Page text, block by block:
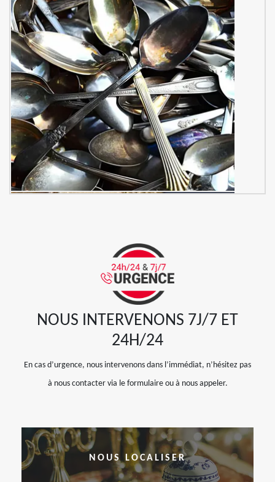
NOUS INTERVENONS 7J/7 ET
24H/24
En cas d’urgence, nous intervenons dans l’immédiat, n’hésitez pas
à nous contacter via le formulaire ou à nous appeler.
NOUS LOCALISER